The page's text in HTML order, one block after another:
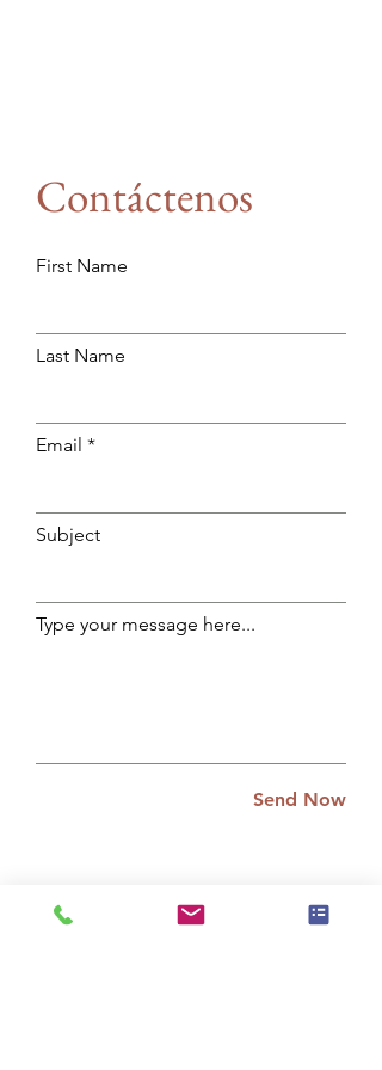
Contáctenos
First Name
Last Name
Email
Subject
Type your message here...
Send Now